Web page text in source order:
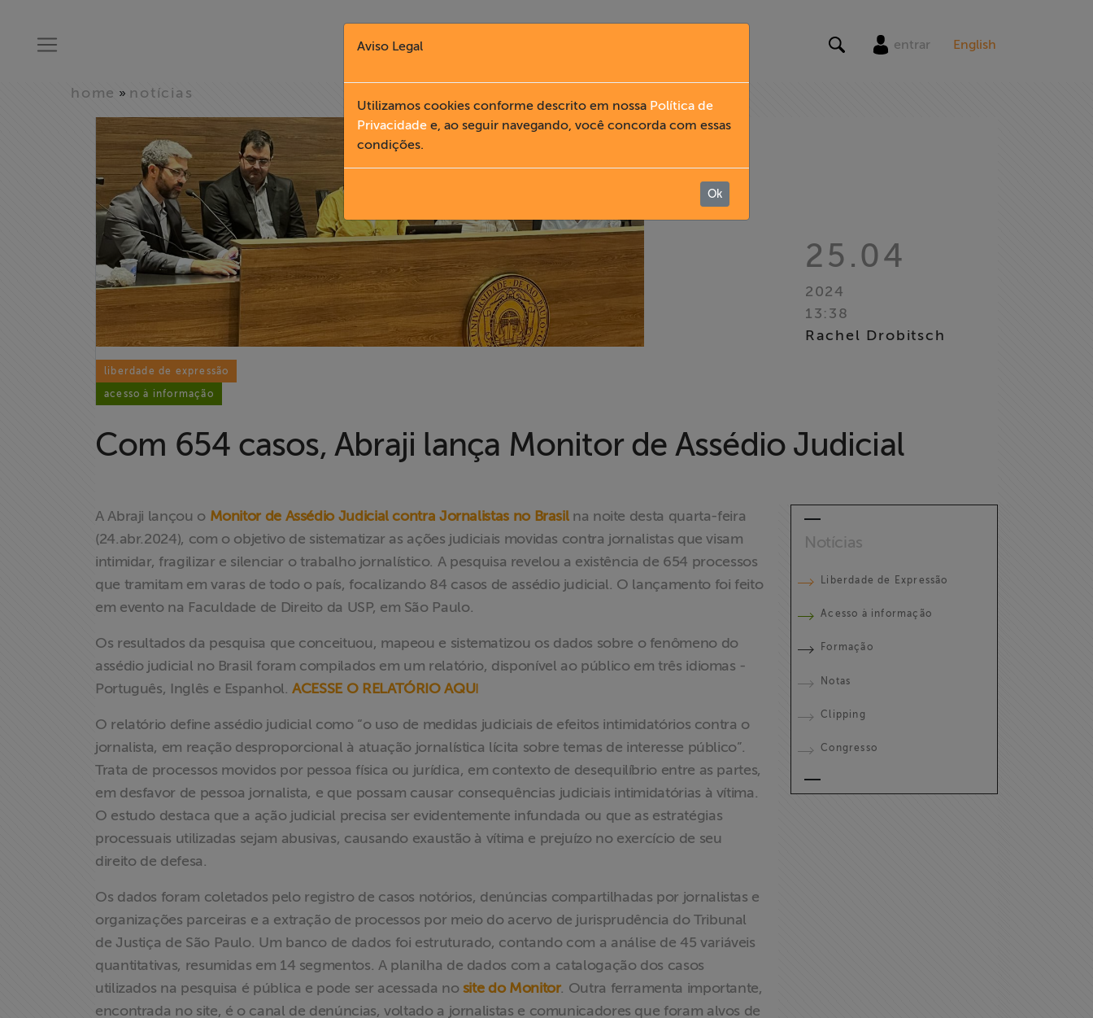
entrar English
home » notícias
25.04
2024
13:38
Rachel Drobitsch
liberdade de expressão
acesso à informação
Com 654 casos, Abraji lança Monitor de Assédio Judicial
A Abraji lançou o Monitor de Assédio Judicial contra Jornalistas no Brasilna noite desta quarta-feira
(24.abr.2024), com o objetivo de sistematizar as ações judiciais movidas contra jornalistas que visam
intimidar, fragilizar e silenciar o trabalho jornalístico. A pesquisa revelou a existência de 654 processos
que tramitam em varas de todo o país, focalizando 84 casos de assédio judicial. O lançamento foi feito
em evento na Faculdade de Direito da USP, em São Paulo.
Os resultados da pesquisa que conceituou, mapeou e sistematizou os dados sobre o fenômeno do
assédio judicial no Brasil foram compilados em um relatório, disponível ao público em três idiomas -
Português, Inglês e Espanhol.ACESSE O RELATÓRIO AQUI
O relatório define assédio judicial como “o uso de medidas judiciais de efeitos intimidatórios contra o
jornalista, em reação desproporcional à atuação jornalística lícita sobre temas de interesse público”.
Trata de processos movidos por pessoa física ou jurídica, em contexto de desequilíbrio entre as partes,
em desfavor de pessoa jornalista, e que possam causar consequências judiciais intimidatórias à vítima.
O estudo destaca que a ação judicial precisa ser evidentemente infundada ou que as estratégias
processuais utilizadas sejam abusivas, causando exaustão à vítima e prejuízo no exercício de seu
direito de defesa.
Os dados foram coletados pelo registro de casos notórios, denúncias compartilhadas por jornalistas e
organizações parceiras e a extração de processos por meio do acervo de jurisprudência do Tribunal
de Justiça de São Paulo. Um banco de dados foi estruturado, contando com a análise de 45 variáveis
quantitativas, resumidas em 14 segmentos. A planilha de dados com a catalogação dos casos
utilizados na pesquisa é pública e pode ser acessada no site do Monitor. Outra ferramenta importante,
encontrada no site, é o canal de denúncias, voltado a jornalistas e comunicadores que foram alvos de
Notícias
Liberdade de Expressão
Acesso à informação
Formação
Notas
Clipping
Congresso
Aviso Legal
Utilizamos cookies conforme descrito em nossa Política de
Privacidade e, ao seguir navegando, você concorda com essas
condições.
Ok